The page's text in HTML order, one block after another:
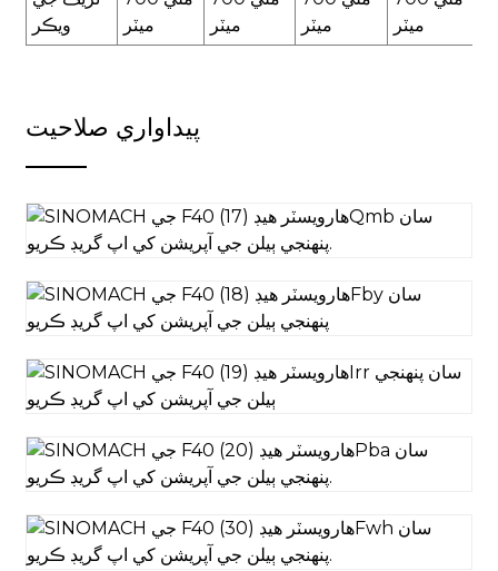
ويڪر
ميٽر
ميٽر
ميٽر
ميٽر
پيداواري صلاحيت